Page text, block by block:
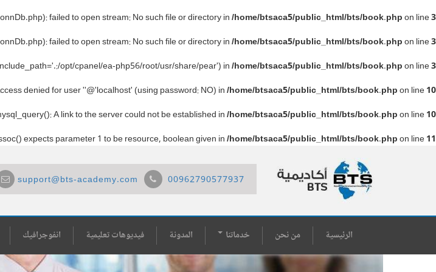
failed to open stream: No such file or directory in/home/btsaca5/public_html/bts/book.phpon line3
failed to open stream: No such file or directory in/home/btsaca5/public_html/bts/book.phpon line3
opt/cpanel/ea-php56/root/usr/share/pear') in/home/btsaca5/public_html/bts/book.phpon line3
denied for user ''@'localhost' (using password: NO) in/home/btsaca5/public_html/bts/book.phpon line10
A link to the server could not be established in/home/btsaca5/public_html/bts/book.phpon line10
expects parameter 1 to be resource, boolean given in/home/btsaca5/public_html/bts/book.phpon line11
00962790577937
support@bts-academy.com
الرئيسية من نحن خدماتنا المدونة فيديوهات تعليمية انفوجرافيك